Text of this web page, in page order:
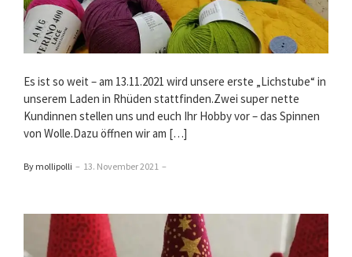
Es ist so weit – am 13.11.2021 wird unsere erste „Lichstube“ in
unserem Laden in Rhüden stattfinden.Zwei super nette
Kundinnen stellen uns und euch Ihr Hobby vor – das Spinnen
von Wolle.Dazu öffnen wir am […]
By mollipolli – 13. November 2021 –